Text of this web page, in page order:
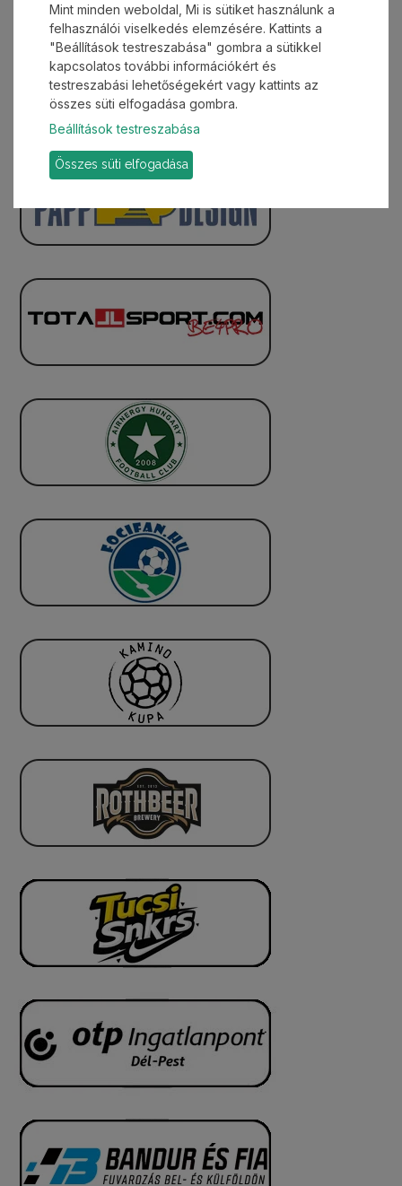
Mint minden weboldal, Mi is sütiket használunk a
felhasználói viselkedés elemzésére. Kattints a
"Beállítások testreszabása" gombra a sütikkel
kapcsolatos további információkért és
testreszabási lehetőségekért vagy kattints az
összes süti elfogadása gombra.
Beállítások testreszabása
Összes süti elfogadása